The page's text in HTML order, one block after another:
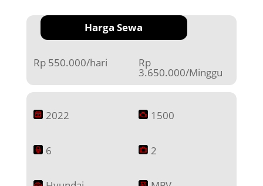
Harga Sewa
Rp 550.000/hari Rp
3.650.000/Minggu
2022 1500
6 2